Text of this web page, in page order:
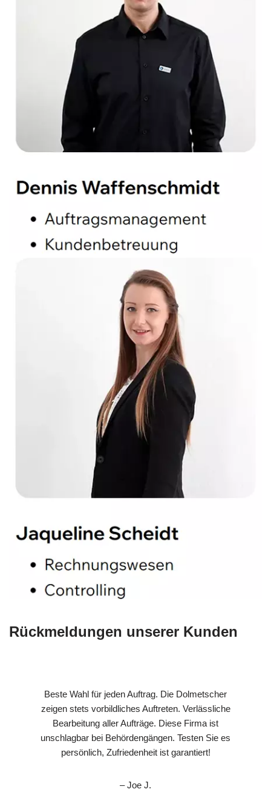
Rückmeldungen unserer Kunden
Beste Wahl für jeden Auftrag. Die Dolmetscher
zeigen stets vorbildliches Auftreten. Verlässliche
Bearbeitung aller Aufträge. Diese Firma ist
unschlagbar bei Behördengängen. Testen Sie es
persönlich, Zufriedenheit ist garantiert!
– Joe J.